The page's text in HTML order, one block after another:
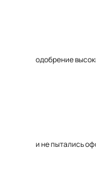
одобрение
и не пытались